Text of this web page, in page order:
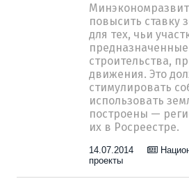
повысить ставку
для тех, чьи
предназначенные
строительства,
движения. Это
стимулировать
использовать
построены —
их в Росреестре.
14.07.2014
проекты